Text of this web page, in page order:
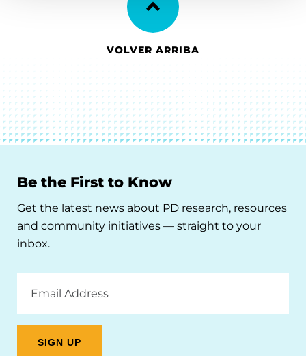
VOLVER ARRIBA
Be the First to Know
Get the latest news about PD research, resources
and community initiatives — straight to your
inbox.
Address